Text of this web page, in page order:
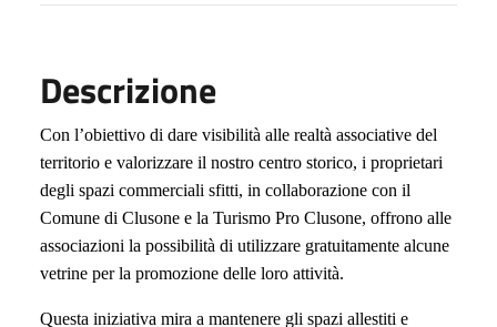
Descrizione
Con l’obiettivo di dare visibilità alle realtà associative del
territorio e valorizzare il nostro centro storico, i proprietari
degli spazi commerciali sfitti, in collaborazione con il
Comune di Clusone e la Turismo Pro Clusone, offrono alle
associazioni la possibilità di utilizzare gratuitamente alcune
vetrine per la promozione delle loro attività.
Questa iniziativa mira a mantenere gli spazi allestiti e